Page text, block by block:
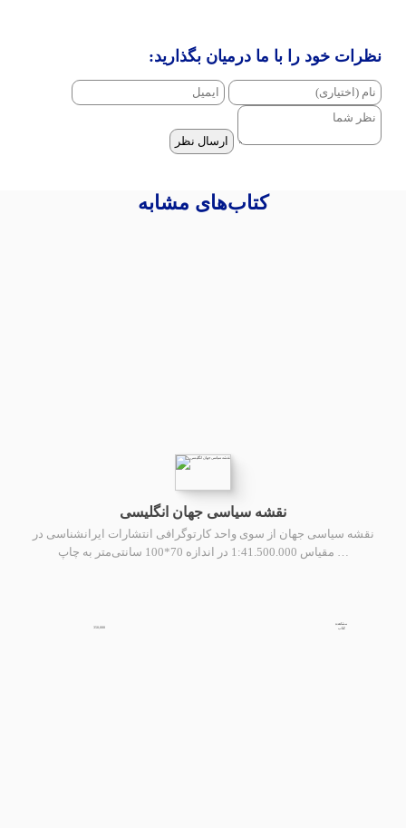
نظرات خود را با ما درمیان بگذارید:
ارسال نظر
کتاب‌های مشابه
نقشه سیاسی جهان انگلیسی
نقشه سیاسی جهان از سوی واحد کارتوگرافی انتشارات ایرانشناسی در
350,000
مشاهده
کتاب